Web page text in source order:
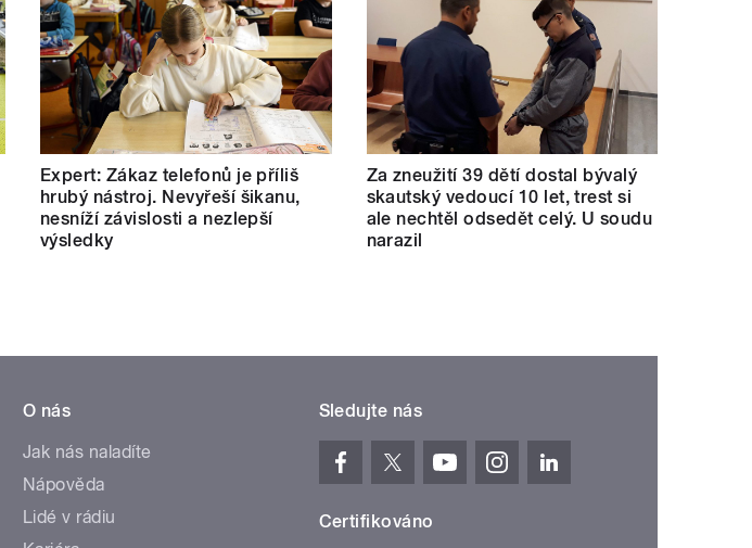
Expert: Zákaz telefonů je příliš
hrubý nástroj. Nevyřeší šikanu,
nesníží závislosti a nezlepší
výsledky
Za zneužití 39 dětí dostal bývalý
skautský vedoucí 10 let, trest si
ale nechtěl odsedět celý. U soudu
narazil
O nás
Jak nás naladíte
Nápověda
Lidé v rádiu
Sledujte nás
Certifikováno